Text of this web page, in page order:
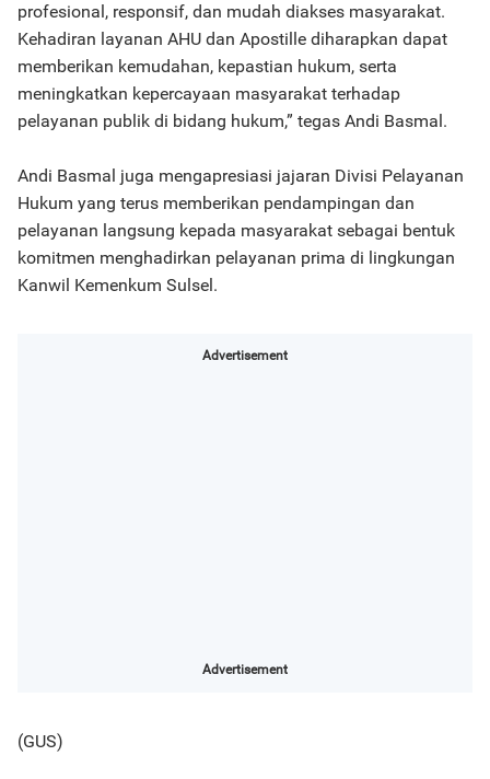
profesional, responsif, dan mudah diakses masyarakat.
Kehadiran layanan AHU dan Apostille diharapkan dapat
memberikan kemudahan, kepastian hukum, serta
meningkatkan kepercayaan masyarakat terhadap
pelayanan publik di bidang hukum,” tegas Andi Basmal.
Andi Basmal juga mengapresiasi jajaran Divisi Pelayanan
Hukum yang terus memberikan pendampingan dan
pelayanan langsung kepada masyarakat sebagai bentuk
komitmen menghadirkan pelayanan prima di lingkungan
Kanwil Kemenkum Sulsel.
Advertisement
Advertisement
(GUS)